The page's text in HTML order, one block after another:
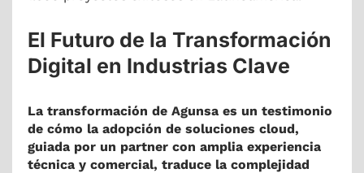
El Futuro de la Transformación
Digital en Industrias Clave
La transformación de Agunsa es un testimonio
de cómo la adopción de soluciones cloud,
guiada por un partner con amplia experiencia
técnica y comercial, traduce la complejidad